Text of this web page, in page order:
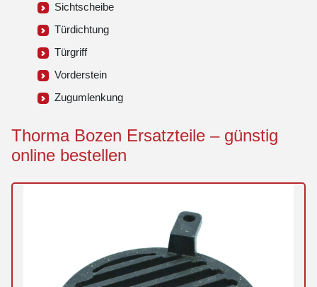
Sichtscheibe
Türdichtung
Türgriff
Vorderstein
Zugumlenkung
Thorma Bozen Ersatzteile – günstig
online bestellen